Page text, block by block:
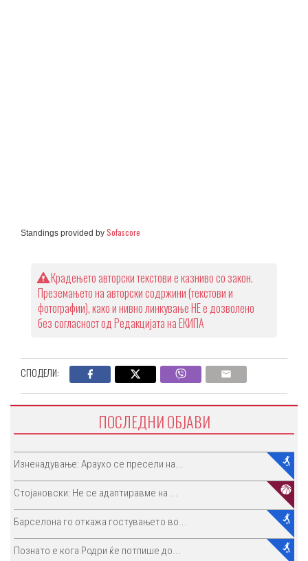
Standings provided by Sofascore
Крадењето авторски текстови е казниво со закон.
Преземањето на авторски содржини (текстови и
фотографии), како и нивно линкување НЕ е дозволено
без согласност од Редакцијата на ЕКИПА
СПОДЕЛИ:
ПОСЛЕДНИ ОБЈАВИ
Изненадување: Араухо се пресели на...
Стојановски: Не се адаптиравме на ...
Барселона го откажа гостувањето во...
Познато е кога Родри ќе потпише до...